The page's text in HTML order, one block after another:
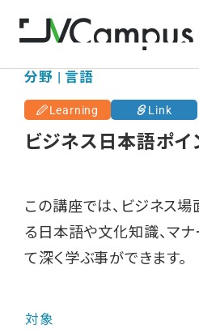
分野 | 言語
Learning Link
ビジネス日本語ポイ
この講座では、ビジネス
る日本語や文化知識、マナ
て深く学ぶ事ができます。
対象